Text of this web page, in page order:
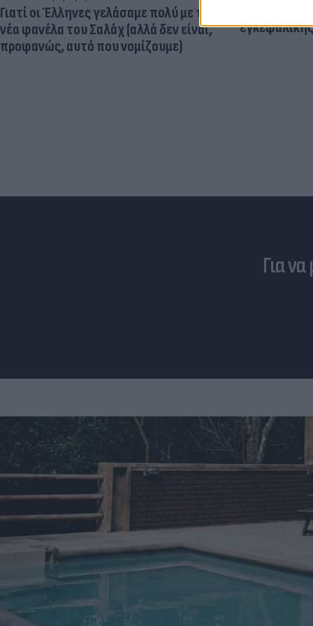
Γιατί οι Έλληνες γελάσαμε πολύ με τη
νέα φανέλα του Σαλάχ (αλλά δεν είναι,
προφανώς, αυτό που νομίζουμε)
Για